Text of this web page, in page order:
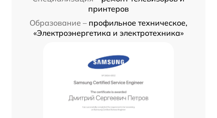
принтеров
Образование – профильное техническое,
«Электроэнергетика и электротехника»